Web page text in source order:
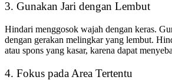
3. Gunakan Jari dengan Lembut
Hindari menggosok wajah dengan keras.
dengan gerakan melingkar yang lembut.
atau spons yang kasar, karena dapat
4. Fokus pada Area Tertentu